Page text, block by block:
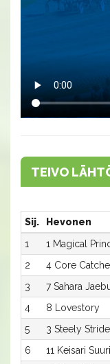
TEIVO
Sij. Hevonen
1
1 Magical
2
4 Core
3
7 Sahara
4
8 Lovestory
5
3 Steely Stride
6
11 Keisari Suuri